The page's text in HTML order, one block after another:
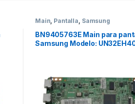
Main, Pantalla, Samsung
BN9405763E Main para
Samsung Modelo: